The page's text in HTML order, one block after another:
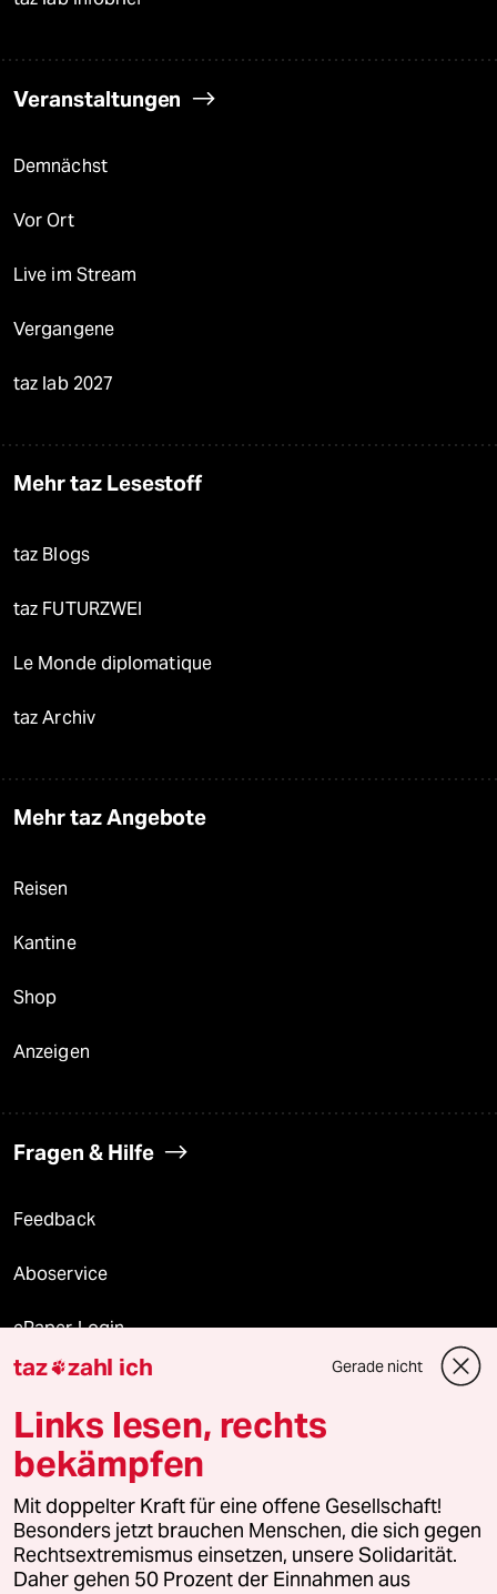
Veranstaltungen
Demnächst
Vor Ort
Live im Stream
Vergangene
taz lab 2027
Mehr taz Lesestoff
taz Blogs
taz FUTURZWEI
Le Monde diplomatique
taz Archiv
Mehr taz Angebote
Reisen
Kantine
Shop
Anzeigen
Fragen & Hilfe
Feedback
Aboservice
ePaper Login
Downloads für Abonnierende
© 2026 taz Verlags und Vertriebs GmbH
Alle Rechte vorbehalten. Bei rechtlichen Fragen oder für Genehmigungen
wenden Sie sich bitte an
lizenzen@taz.de
Feedback Redaktionsstatut Kommune-Richtlinien
taz zahl ich Gerade nicht
Links lesen, rechts
bekämpfen
Mit doppelter Kraft für eine offene Gesellschaft!
Besonders jetzt brauchen Menschen, die sich gegen
Rechtsextremismus einsetzen, unsere Solidarität.
Daher gehen 50 Prozent der Einnahmen aus